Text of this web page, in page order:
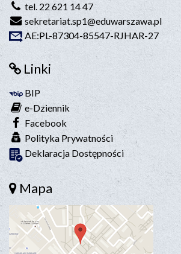
tel. 22 621 14 47
sekretariat.sp1@eduwarszawa.pl
AE:PL-87304-85547-RJHAR-27
Linki
BIP
e-Dziennik
Facebook
Polityka Prywatności
Deklaracja Dostępności
Mapa